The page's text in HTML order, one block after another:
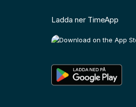
Ladda ner TimeApp